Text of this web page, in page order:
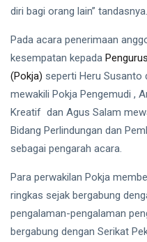
Fashion
Lifestyle
Travel
Business
Health
diri bagi orang lain” tandasnya.
Pada acara penerimaan
kesempatan kepada
(Pokja) seperti Heru Susanto
mewakili Pokja Pengemudi ,
Kreatif dan Agus Salam
Bidang Perlindungan dan
sebagai pengarah acara.
Para perwakilan Pokja
ringkas sejak bergabung
pengalaman-pengalaman
bergabung dengan Serikat